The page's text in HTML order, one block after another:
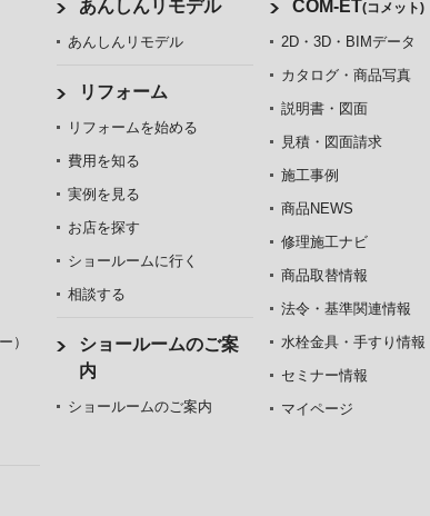
）
あんしんリモデル
あんしんリモデル
リフォーム
リフォームを始める
費用を知る
実例を見る
お店を探す
ショールームに行く
相談する
ショールームのご案
内
ショールームのご案内
COM-ET(コメット)
2D・3D・BIMデータ
カタログ・商品写真
説明書・図面
見積・図面請求
施工事例
商品NEWS
修理施工ナビ
商品取替情報
法令・基準関連情報
水栓金具・手すり情報
セミナー情報
マイページ